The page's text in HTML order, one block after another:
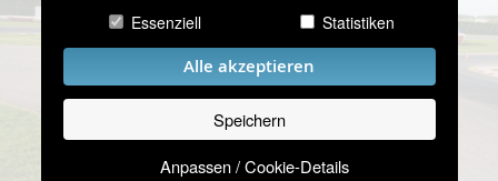
Essenziell
Statistiken
Alle akzeptieren
Speichern
Anpassen / Cookie-Details